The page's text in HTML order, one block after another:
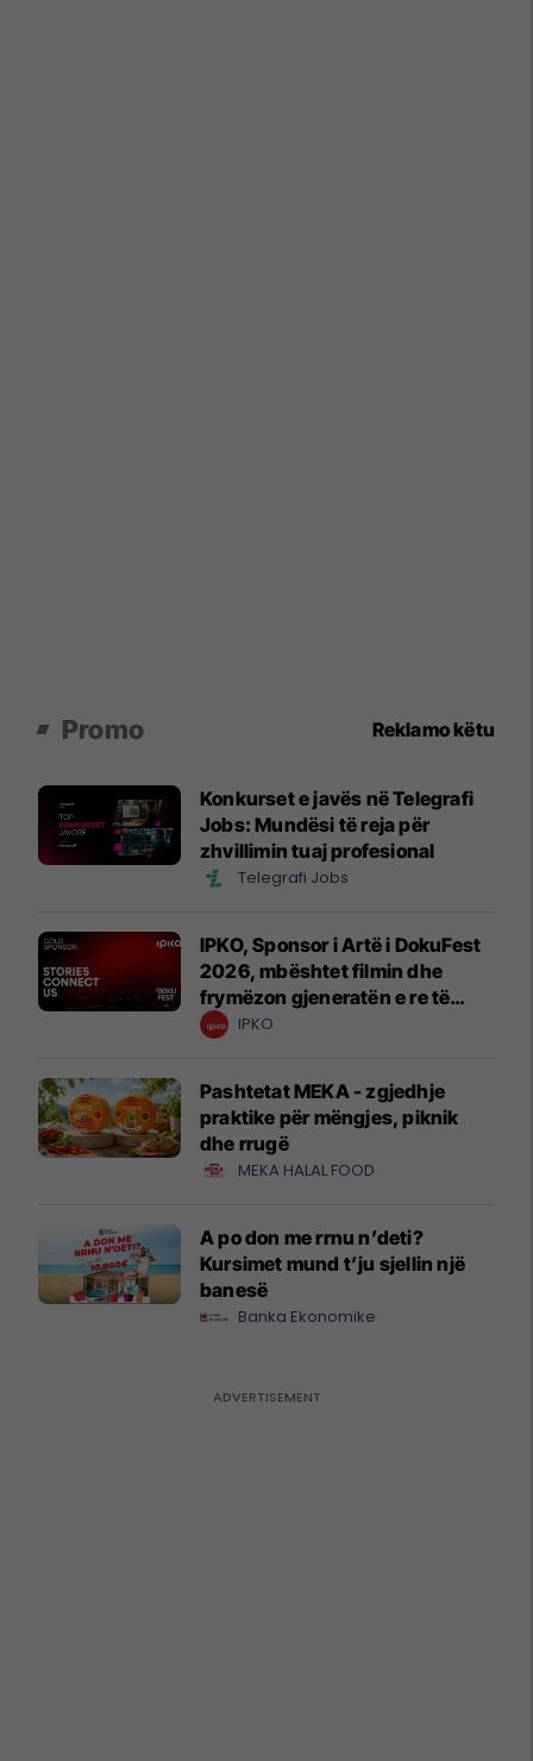
Promo Reklamo këtu
Konkurset e javës në Telegrafi
Jobs: Mundësi të reja për
zhvillimin tuaj profesional
Telegrafi Jobs
IPKO, Sponsor i Artë i DokuFest
2026, mbështet filmin dhe
frymëzon gjeneratën e re të
krijuesve
IPKO
Pashtetat MEKA - zgjedhje
praktike për mëngjes, piknik
dhe rrugë
MEKA HALAL FOOD
A po don me rrnu n’deti?
Kursimet mund t’ju sjellin një
banesë
Banka Ekonomike